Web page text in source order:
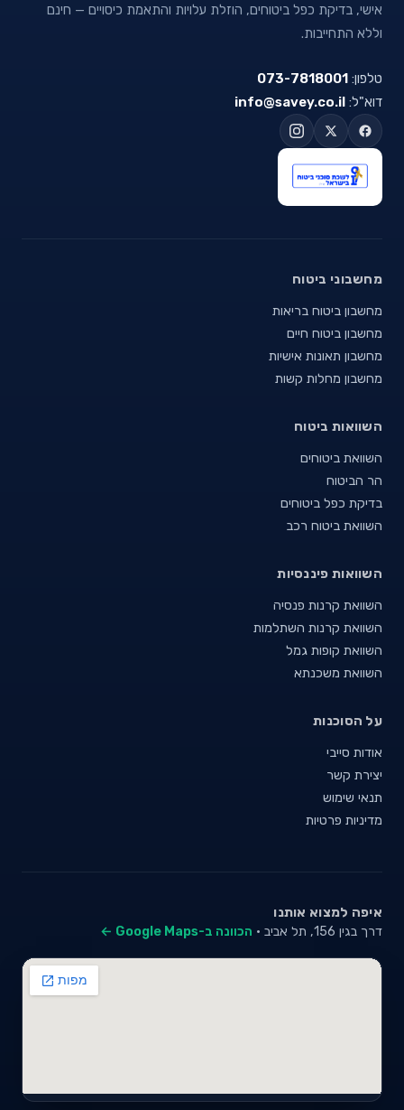
אישי, בדיקת כפל ביטוחים, הוזלת עלויות והתאמת כיסויים — חינם
וללא התחייבות.
טלפון: 073-7818001
דוא"ל: info@savey.co.il
מחשבוני ביטוח
מחשבון ביטוח בריאות
מחשבון ביטוח חיים
מחשבון תאונות אישיות
מחשבון מחלות קשות
השוואות ביטוח
השוואת ביטוחים
הר הביטוח
בדיקת כפל ביטוחים
השוואת ביטוח רכב
השוואות פיננסיות
השוואת קרנות פנסיה
השוואת קרנות השתלמות
השוואת קופות גמל
השוואת משכנתא
על הסוכנות
אודות סייבי
יצירת קשר
תנאי שימוש
מדיניות פרטיות
איפה למצוא אותנו
דרך בגין 156, תל אביב · הכוונה ב-Google Maps ←